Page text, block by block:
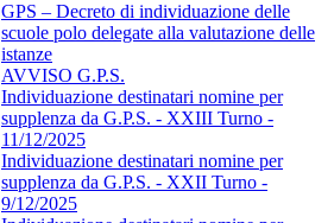
GPS – Decreto di individuazione delle
scuole polo delegate alla valutazione delle
istanze
AVVISO G.P.S.
Individuazione destinatari nomine per
supplenza da G.P.S. - XXIII Turno -
11/12/2025
Individuazione destinatari nomine per
supplenza da G.P.S. - XXII Turno -
9/12/2025